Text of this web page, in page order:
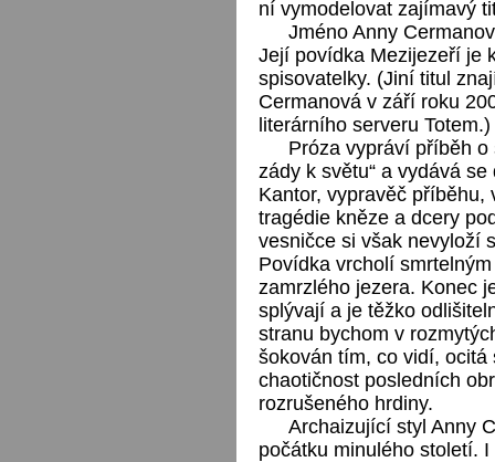
ní vymodelovat zajímavý
Jméno Anny
Její povídka Mezijezeří je
spisovatelky. (Jiní titul
Cermanová v září roku
literárního serveru Totem.)
Próza vypráví příběh o
zády k světu“ a vydává
Kantor, vypravěč
tragédie kněze a dcery
vesničce si však nevyloží
Povídka vrcholí
zamrzlého jezera. Konec
splývají a je těžko
stranu bychom v
šokován tím, co vidí, ocitá
chaotičnost posledních
rozrušeného hrdiny.
Archaizující styl Anny
počátku minulého století.